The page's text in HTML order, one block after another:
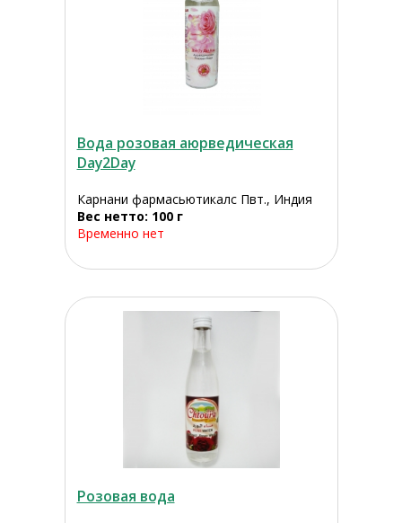
Вода розовая аюрведическая
Day2Day
Карнани фармасьютикалс Пвт., Индия
Вес нетто: 100 г
Временно нет
Розовая вода